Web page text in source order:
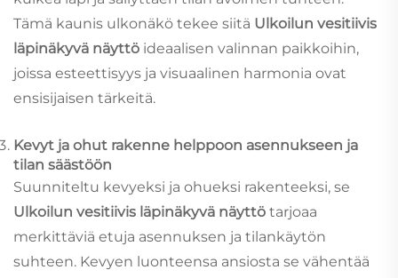
Tämä kaunis ulkonäkö tekee siitä Ulkoilun vesitiivis
läpinäkyvä näyttö ideaalisen valinnan paikkoihin,
joissa esteettisyys ja visuaalinen harmonia ovat
ensisijaisen tärkeitä.
Kevyt ja ohut rakenne helppoon asennukseen ja
tilan säästöön
Suunniteltu kevyeksi ja ohueksi rakenteeksi, se
Ulkoilun vesitiivis läpinäkyvä näyttö tarjoaa
merkittäviä etuja asennuksen ja tilankäytön
suhteen. Kevyen luonteensa ansiosta se vähentää